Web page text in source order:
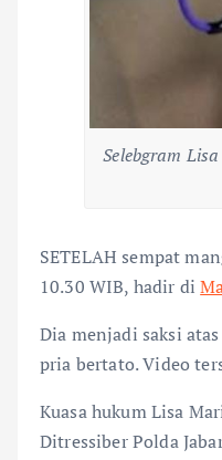
Selebgram
SETELAH sempat
10.30 WIB, hadir di
Dia menjadi saksi atas
pria bertato. Video
Kuasa hukum Lisa
Ditressiber Polda